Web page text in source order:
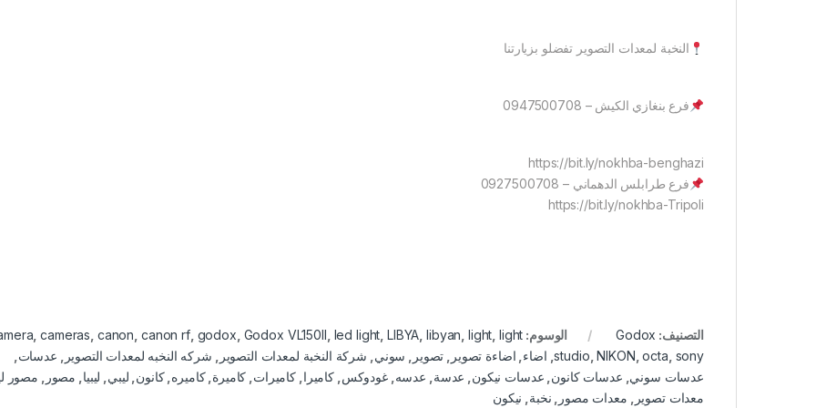
النخبة لمعدات التصوير تفضلو بزيارتنا
فرع بنغازي الكيش – 0947500708
https://bit.ly/nokhba-benghazi
فرع طرابلس الدهماني – 0927500708
https://bit.ly/nokhba-Tripoli
التصنيف: Godox الوسوم: ,cameras canon canon rf, godox Godox VL150II led light ,LIBYA ,libyan light ,light
studio ,NIKON ,octa sony
, اضاء اضاءة تصوير تصوير سوني شركة النخبة لمعدات التصوير شركه النخبه لمعدات التصوير عدسات
عدسات سوني عدسات كانون عدسات نيكون عدسة عدسه ,غودوكس ,كاميرا كاميرات كاميرة ,كاميره ,كانون ليبي ليبيا مصور مصور
معدات تصوير
معدات مصور نخبة نيكون